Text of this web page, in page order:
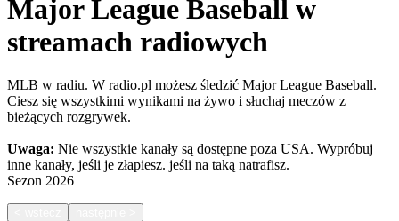
Major League Baseball w
streamach radiowych
MLB w radiu. W radio.pl możesz śledzić Major League Baseball.
Ciesz się wszystkimi wynikami na żywo i słuchaj meczów z
bieżących rozgrywek.
Uwaga: Nie wszystkie kanały są dostępne poza USA. Wypróbuj
inne kanały, jeśli je złapiesz. jeśli na taką natrafisz.
Sezon 2026